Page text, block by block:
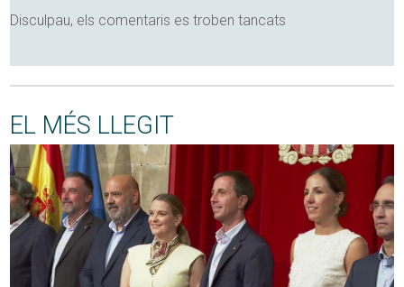
Disculpau, els comentaris es troben tancats
EL MÉS LLEGIT